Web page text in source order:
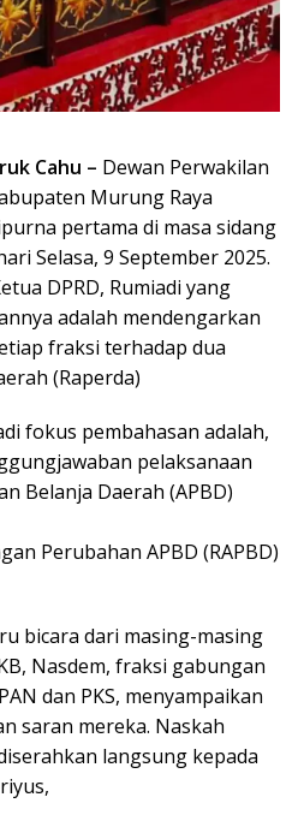
Cahu – Dewan Perwakilan
Murung Raya
pertama di masa sidang
Selasa, 9 September 2025.
DPRD, Rumiadi yang
adalah mendengarkan
fraksi terhadap dua
(Raperda)
fokus pembahasan adalah,
pelaksanaan
Belanja Daerah (APBD)
Perubahan APBD (RAPBD)
bicara dari masing-masing
Nasdem, fraksi gabungan
dan PKS, menyampaikan
saran mereka. Naskah
langsung kepada